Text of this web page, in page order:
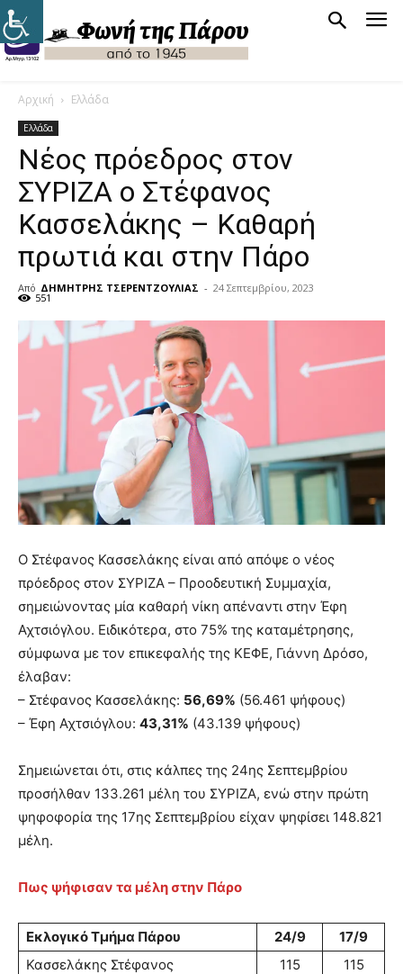
Αρχική Ελλάδα
Ελλάδα
Νέος πρόεδρος στον
ΣΥΡΙΖΑ ο Στέφανος
Κασσελάκης – Καθαρή
πρωτιά και στην Πάρο
Από ΔΗΜΗΤΡΗΣ ΤΣΕΡΕΝΤΖΟΥΛΙΑΣ - 24 Σεπτεμβρίου, 2023
551
Ο Στέφανος Κασσελάκης είναι από απόψε ο νέος
πρόεδρος στον ΣΥΡΙΖΑ – Προοδευτική Συμμαχία,
σημειώνοντας μία καθαρή νίκη απέναντι στην Έφη
Αχτσιόγλου. Ειδικότερα, στο 75% της καταμέτρησης,
σύμφωνα με τον επικεφαλής της ΚΕΦΕ, Γιάννη Δρόσο,
έλαβαν:
– Στέφανος Κασσελάκης: 56,69% (56.461 ψήφους)
– Έφη Αχτσιόγλου: 43,31% (43.139 ψήφους)
Σημειώνεται ότι, στις κάλπες της 24ης Σεπτεμβρίου
προσήλθαν 133.261 μέλη του ΣΥΡΙΖΑ, ενώ στην πρώτη
ψηφοφορία της 17ης Σεπτεμβρίου είχαν ψηφίσει 148.821
μέλη.
Πως ψήφισαν τα μέλη στην Πάρο
Εκλογικό Τμήμα Πάρου 24/9
17/9
Κασσελάκης Στέφανος
115
115